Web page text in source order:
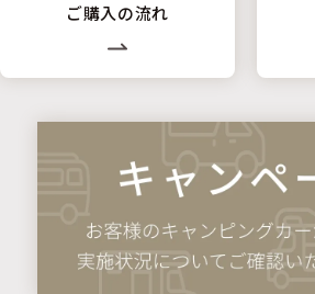
ご購入の流れ